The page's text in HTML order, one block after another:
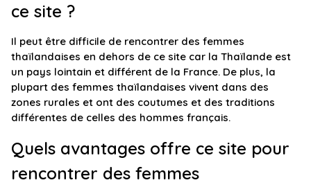
ce site ?
Il peut être difficile de rencontrer des femmes
thaïlandaises en dehors de ce site car la Thaïlande est
un pays lointain et différent de la France. De plus, la
plupart des femmes thaïlandaises vivent dans des
zones rurales et ont des coutumes et des traditions
différentes de celles des hommes français.
Quels avantages offre ce site pour
rencontrer des femmes